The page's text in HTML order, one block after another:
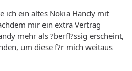
ich ein altes Nokia Handy mit
mir ein extra Vertrag
mehr als ?berfl?ssig erscheint,
um diese f?r mich weitaus